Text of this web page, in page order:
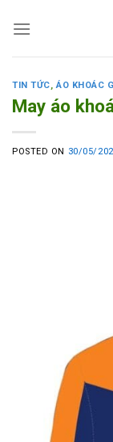
TIN TỨC,ÁO KHOÁC
May áo
POSTED ON 30/05/